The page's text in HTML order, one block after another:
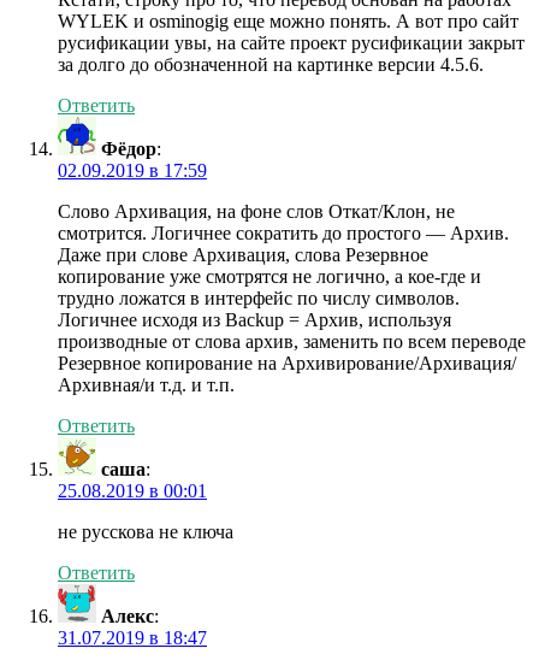
WYLEK и osminogig еще можно понять. А вот про сайт
русификации увы, на сайте проект русификации закрыт
за долго до обозначенной на картинке версии 4.5.6.
Ответить
Фёдор:
02.09.2019 в 17:59
Слово Архивация, на фоне слов Откат/Клон, не
смотрится. Логичнее сократить до простого — Архив.
Даже при слове Архивация, слова Резервное
копирование уже смотрятся не логично, а кое-где и
трудно ложатся в интерфейс по числу символов.
Логичнее исходя из Backup = Архив, используя
производные от слова архив, заменить по всем переводе
Резервное копирование на Архивирование/Архивация/
Архивная/и т.д. и т.п.
Ответить
саша:
25.08.2019 в 00:01
не русскова не ключа
Ответить
Алекс:
31.07.2019 в 18:47